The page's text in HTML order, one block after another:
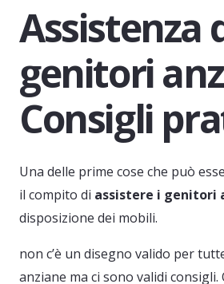
Assistenza
genitori
Consigli
Una delle prime cose che può
il compito di assistere i genitori
disposizione dei mobili.
non c’è un disegno valido per
anziane ma ci sono validi